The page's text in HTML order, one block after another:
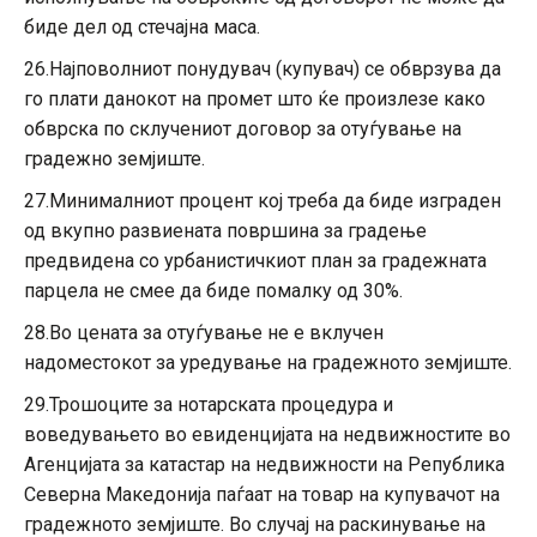
биде дел од стечајна маса.
26.Најповолниот понудувач (купувач) се обврзува да
го плати данокот на промет што ќе произлезе како
обврска по склучениот договор за отуѓување на
градежно земјиште.
27.Минималниот процент кој треба да биде изграден
од вкупно развиената површина за градење
предвидена со урбанистичкиот план за градежната
парцела не смее да биде помалку од 30%.
28.Во цената за отуѓување не е вклучен
надоместокот за уредување на градежното земјиште.
29.Трошоците за нотарската процедура и
воведувањето во евиденцијата на недвижностите во
Агенцијата за катастар на недвижности на Република
Северна Македонија паѓаат на товар на купувачот на
градежното земјиште. Во случај на раскинување на